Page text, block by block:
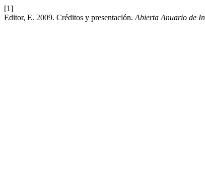
[1]
Editor, E. 2009. Créditos y presentación. Abierta Anuario de